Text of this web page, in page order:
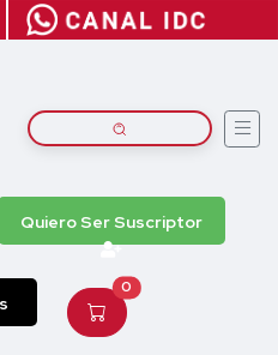
Quiero Ser Suscriptor
0